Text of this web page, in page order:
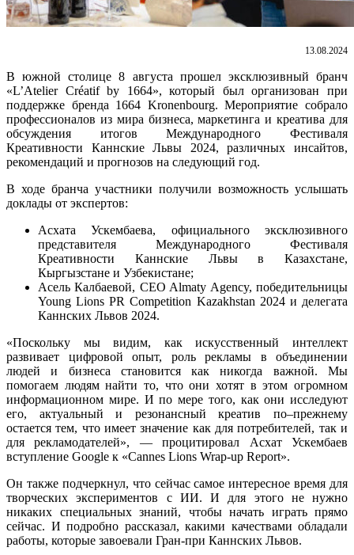
13.08.2024
В южной столице 8 августа прошел эксклюзивный бранч
«L’Atelier Créatif by 1664», который был организован при
поддержке бренда 1664 Kronenbourg. Мероприятие собрало
профессионалов из мира бизнеса, маркетинга и креатива для
обсуждения итогов Международного Фестиваля
Креативности Каннские Львы 2024, различных инсайтов,
рекомендаций и прогнозов на следующий год.
В ходе бранча участники получили возможность услышать
доклады от экспертов:
Асхата Ускембаева, официального эксклюзивного
представителя Международного Фестиваля
Креативности Каннские Львы в Казахстане,
Кыргызстане и Узбекистане;
Асель Калбаевой, CEO Almaty Agency, победительницы
Young Lions PR Competition Kazakhstan 2024 и делегата
Каннских Львов 2024.
«Поскольку мы видим, как искусственный интеллект
развивает цифровой опыт, роль рекламы в объединении
людей и бизнеса становится как никогда важной. Мы
помогаем людям найти то, что они хотят в этом огромном
информационном мире. И по мере того, как они исследуют
его, актуальный и резонансный креатив по–прежнему
остается тем, что имеет значение как для потребителей, так и
для рекламодателей», — процитировал Асхат Ускембаев
вступление Google к «Cannes Lions Wrap-up Report».
Он также подчеркнул, что сейчас самое интересное время для
творческих экспериментов с ИИ. И для этого не нужно
никаких специальных знаний, чтобы начать играть прямо
сейчас. И подробно рассказал, какими качествами обладали
работы, которые завоевали Гран-при Каннских Львов.